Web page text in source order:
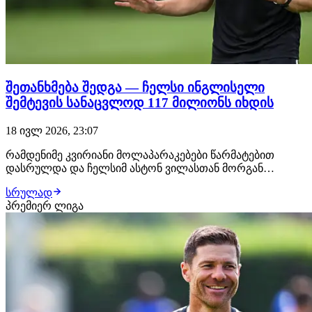
შეთანხმება შედგა — ჩელსი ინგლისელი
შემტევის სანაცვლოდ 117 მილიონს იხდის
18 ივლ 2026, 23:07
რამდენიმე კვირიანი მოლაპარაკებები წარმატებით
დასრულდა და ჩელსიმ ასტონ ვილასთან მორგან
ბრიტანული მედიის ცნობით, არისტოკრატები 23 წლის
ინგლისელი შემტევის სანაცვლოდ 117 მილიონ გირვანქა
სტერლინგს გადაიხდიან, ხოლო თავად ფეხბურთელთან
სრულად
პრემიერ ლიგა